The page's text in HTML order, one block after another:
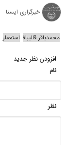
خبرگزاری ایسنا
محمدباقر قالیباف استعمار
افزودن نظر جدید
نام
نظر